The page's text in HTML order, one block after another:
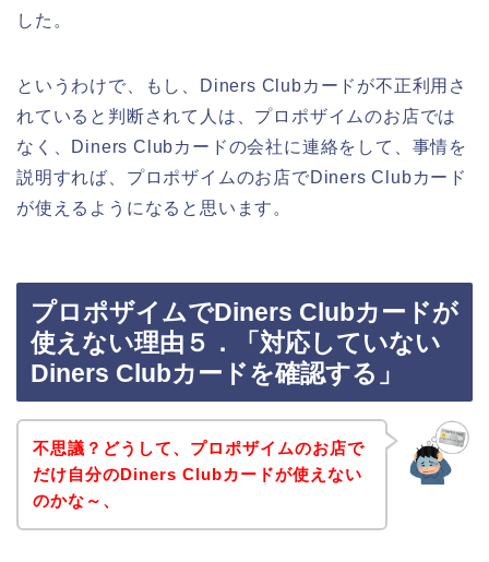
した。
というわけで、もし、Diners Clubカードが不正利用さ
れていると判断されて人は、プロポザイムのお店では
なく、Diners Clubカードの会社に連絡をして、事情を
説明すれば、プロポザイムのお店でDiners Clubカード
が使えるようになると思います。
プロポザイムでDiners Clubカードが
使えない理由５．「対応していない
Diners Clubカードを確認する」
不思議？どうして、プロポザイムのお店で
だけ自分のDiners Clubカードが使えない
のかな～、